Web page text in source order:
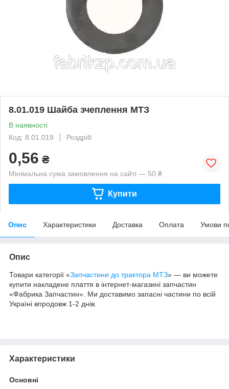
8.01.019 Шайба зчеплення МТЗ
В наявності
Код: 8.01.019
Роздріб
0,56 ₴
Мінімальна сума замовлення на сайті — 50 ₴
Купити
Опис Характеристики Доставка Оплата Умови
Опис
Товари категорії «Запчастини до трактора МТЗ» — ви можете
купити накладене плаття в інтернет-магазині запчастин
«Фабрика Запчастин». Ми доставимо запасні частини по всій
Україні впродовж 1-2 днів.
Характеристики
Основні